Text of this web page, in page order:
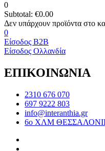
0
Subtotal: €0.00
0
Είσοδος B2B
Είσοδος Ολλανδία
ΕΠΙΚΟΙΝΩΝΙΑ
2310 676 070
697 9222 803
info@interanthia.gr
6ο ΧΛΜ